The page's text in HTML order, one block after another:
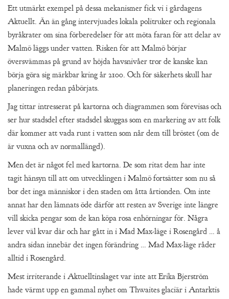
Ett utmärkt exempel på dessa mekanismer fick vi i gårdagens
Aktuellt. Än än gång intervjuades lokala politruker och regionala
byråkrater om sina förberedelser för att möta faran för att delar av
Malmö läggs under vatten. Risken för att Malmö börjar
översvämmas på grund av höjda havsnivåer tror de kanske kan
börja göra sig märkbar kring år 2100. Och för säkerhets skull har
planeringen redan påbörjats.
Jag tittar intresserat på kartorna och diagrammen som förevisas och
ser hur stadsdel efter stadsdel skuggas som en markering av att folk
där kommer att vada runt i vatten som når dem till bröstet (om de
är vuxna och av normallängd).
Men det är något fel med kartorna. De som ritat dem har inte
tagit hänsyn till att om utvecklingen i Malmö fortsätter som nu så
bor det inga människor i den staden om åtta årtionden. Om inte
annat har den lämnats öde därför att resten av Sverige inte längre
vill skicka pengar som de kan köpa rosa enhörningar för. Några
lever väl kvar där och har gått in i Mad Max-läge i Rosengård … å
andra sidan innebär det ingen förändring … Mad Max-läge råder
alltid i Rosengård.
Mest irriterande i Aktuelltinslaget var inte att Erika Bjerström
hade värmt upp en gammal nyhet om Thwaites glaciär i Antarktis